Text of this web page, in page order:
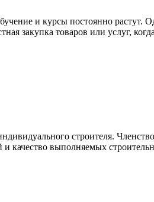
и курсы постоянно растут.
закупка товаров или услуг,
строителя.
качество выполняемых